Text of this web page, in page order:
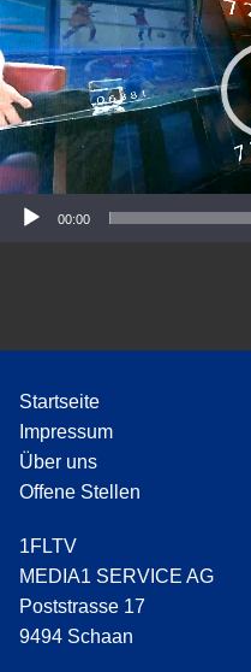
d
e
o
-
P
l
a
00:00
Startseite
Impressum
Über uns
Offene Stellen
1FLTV
MEDIA1 SERVICE AG
Poststrasse 17
9494 Schaan